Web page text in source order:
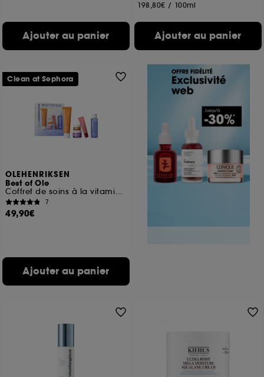
Ajouter au panier
198,80€ / 100ml
Ajouter au panier
OLEHENRIKSEN
Best of Ole
Coffret de soins à la vitamine C et aux peptides
7
49,90€
Ajouter au panier
Clean at Sephora